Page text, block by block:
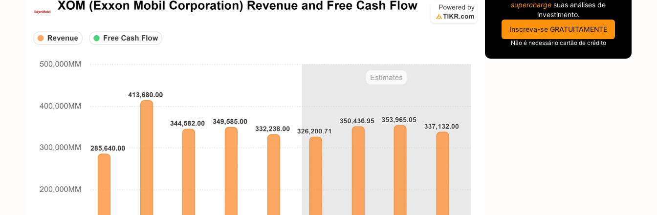
supercharge suas análises de
investimento.
Inscreva-se GRATUITAMENTE
Não é necessário cartão de crédito